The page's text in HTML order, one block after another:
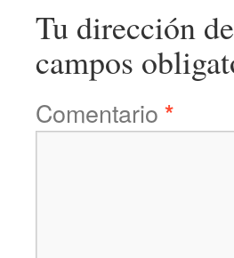
Tu dirección
campos
Comentario *